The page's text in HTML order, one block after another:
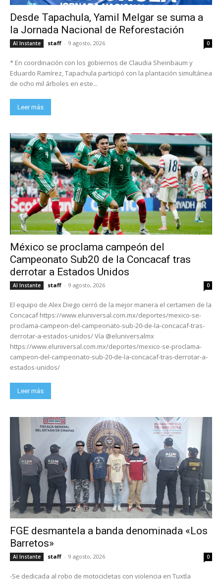
Desde Tapachula, Yamil Melgar se suma a
la Jornada Nacional de Reforestación
Al Instante staff - 9 agosto, 2026 0
* En coordinación con los gobiernos de Claudia Sheinbaum y
Eduardo Ramírez, Tapachula participó con la plantación simultánea
de ocho mil árboles en este...
Leer más
México se proclama campeón del
Campeonato Sub20 de la Concacaf tras
derrotar a Estados Unidos
Al Instante staff - 9 agosto, 2026 0
El equipo de Alex Diego cerró de la mejor manera el certamen de la
Concacaf https://www.eluniversal.com.mx/deportes/mexico-se-
proclama-campeon-del-campeonato-sub-20-de-la-concacaf-tras-
derrotar-a-estados-unidos/ Vía @eluniversalmx
https://www.eluniversal.com.mx/deportes/mexico-se-proclama-
campeon-del-campeonato-sub-20-de-la-concacaf-tras-derrotar-a-
estados-unidos/
Leer más
FGE desmantela a banda denominada «Los
Barretos»
Al Instante staff - 9 agosto, 2026 0
-Se dedicada al robo de motocicletas con violencia en Tuxtla